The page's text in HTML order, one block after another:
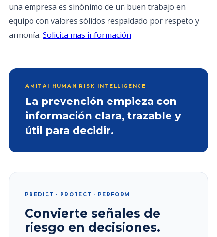
una empresa es sinónimo de un buen trabajo en
equipo con valores sólidos respaldado por respeto y
armonía. Solicita mas información
AMITAI HUMAN RISK INTELLIGENCE
La prevención empieza con
información clara, trazable y
útil para decidir.
PREDICT · PROTECT · PERFORM
Convierte señales de
riesgo en decisiones.